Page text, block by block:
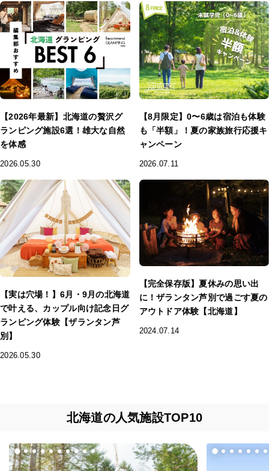
【2026年最新】北海道の贅沢グ
ランピング施設6選！雄大な自然
を体感
2026.05.30
【8月限定】0〜6歳は宿泊も体験
も「半額」！夏の家族旅行応援キ
ャンペーン
2026.07.11
【実は穴場！】6月・9月の北海道
で叶える、カップル向け記念日グ
ランピング体験【ザランタン芦
別】
2026.05.30
【完全保存版】夏休みの思い出
に！ザランタン芦別で過ごす夏の
アウトドア体験【北海道】
2024.07.14
北海道の人気施設TOP10